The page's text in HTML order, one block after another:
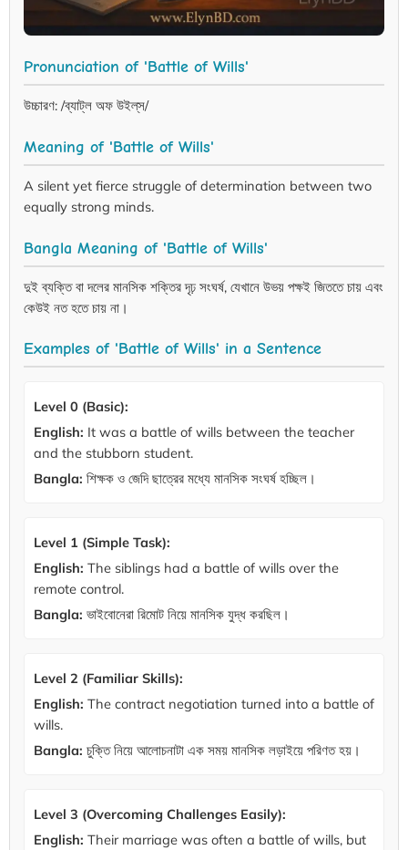
Pronunciation of 'Battle of Wills'
উচ্চারণ: /ব্যাট্‌ল অফ উইল্‌স/
Meaning of 'Battle of Wills'
A silent yet fierce struggle of determination between two
equally strong minds.
Bangla Meaning of 'Battle of Wills'
দুই ব্যক্তি বা দলের মানসিক শক্তির দৃঢ় সংঘর্ষ, যেখানে উভয় পক্ষই জিততে চায় এবং
কেউই নত হতে চায় না।
Examples of 'Battle of Wills' in a Sentence
Level 0 (Basic):
English: It was a battle of wills between the teacher
and the stubborn student.
Bangla: শিক্ষক ও জেদি ছাত্রের মধ্যে মানসিক সংঘর্ষ হচ্ছিল।
Level 1 (Simple Task):
English: The siblings had a battle of wills over the
remote control.
Bangla: ভাইবোনেরা রিমোট নিয়ে মানসিক যুদ্ধ করছিল।
Level 2 (Familiar Skills):
English: The contract negotiation turned into a battle of
wills.
Bangla: চুক্তি নিয়ে আলোচনাটা এক সময় মানসিক লড়াইয়ে পরিণত হয়।
Level 3 (Overcoming Challenges Easily):
English: Their marriage was often a battle of wills, but